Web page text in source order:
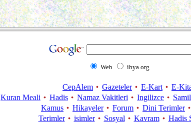
Web ihya.org
CepAlem Gazeteler E-Kart E-
Kuran Meali
Hadis Namaz Vakitleri Ingilizce Samil
Kamus
Hikayeler Forum Dini Terimler
Terimler
isimler Sosyal Kavram Hadis